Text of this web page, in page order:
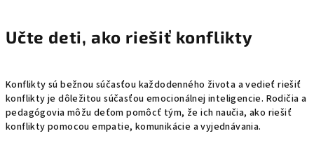
Učte deti, ako riešiť konflikty
Konflikty sú bežnou súčasťou každodenného života a vedieť riešiť
konflikty je dôležitou súčasťou emocionálnej inteligencie. Rodičia a
pedagógovia môžu deťom pomôcť tým, že ich naučia, ako riešiť
konflikty pomocou empatie, komunikácie a vyjednávania.